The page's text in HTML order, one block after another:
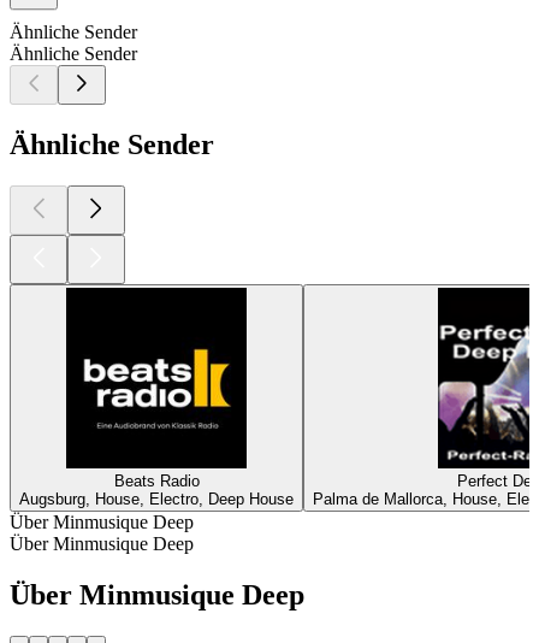
Ähnliche Sender
Ähnliche Sender
Ähnliche Sender
Beats Radio
Augsburg, House, Electro, Deep House
Perfect
Palma de Mallorca, House,
Über Minmusique Deep
Über Minmusique Deep
Über Minmusique Deep